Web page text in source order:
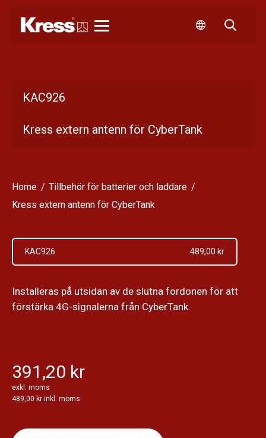
KAC926
Kress extern antenn för CyberTank
Home
Tillbehör för batterier och laddare
Kress extern antenn för CyberTank
KAC926 489,00 kr
Installeras på utsidan av de slutna fordonen för att
förstärka 4G-signalerna från CyberTank.
391,20 kr
exkl. moms
489,00 kr inkl. moms